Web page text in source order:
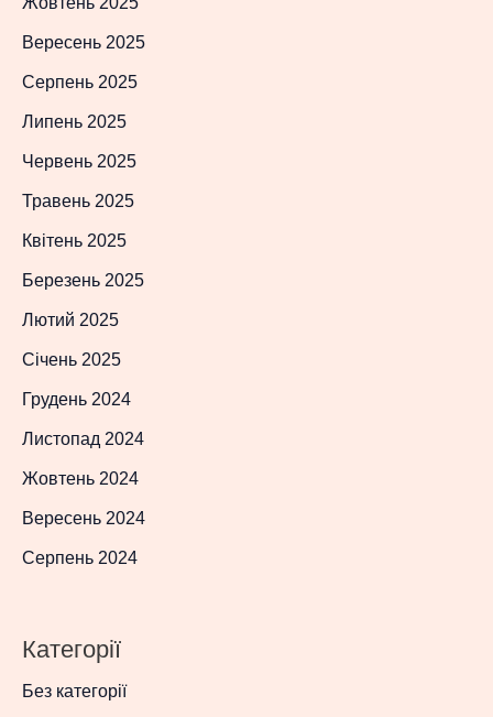
Вересень 2025
Серпень 2025
Липень 2025
Червень 2025
Травень 2025
Квітень 2025
Березень 2025
Лютий 2025
Січень 2025
Грудень 2024
Листопад 2024
Жовтень 2024
Вересень 2024
Серпень 2024
Категорії
Без категорії